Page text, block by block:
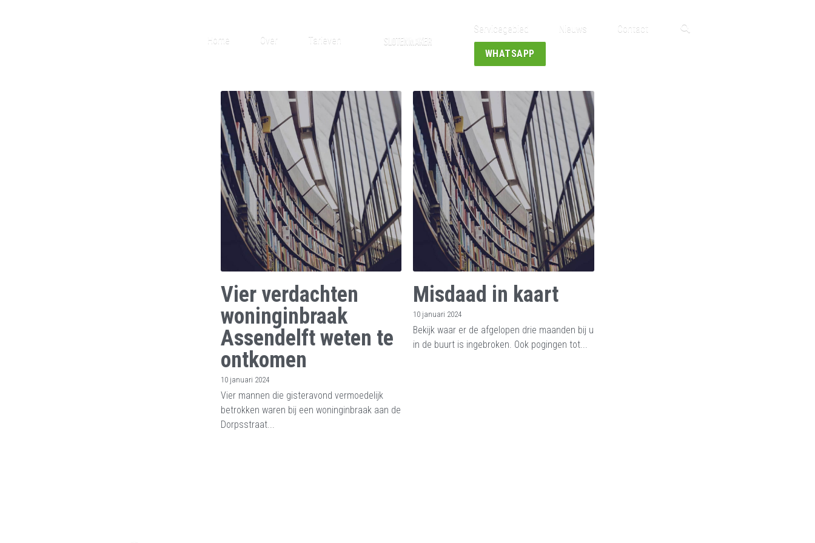
Home Over Tarieven slotenmaker
Servicegebied Nieuws Contact
WHATSAPP
Vier verdachten
woninginbraak
Assendelft weten te
ontkomen
10 januari 2024
Vier mannen die gisteravond vermoedelijk
betrokken waren bij een woninginbraak aan de
Dorpsstraat...
Misdaad in kaart
10 januari 2024
Bekijk waar er de afgelopen drie maanden bij u
in de buurt is ingebroken. Ook pogingen tot...